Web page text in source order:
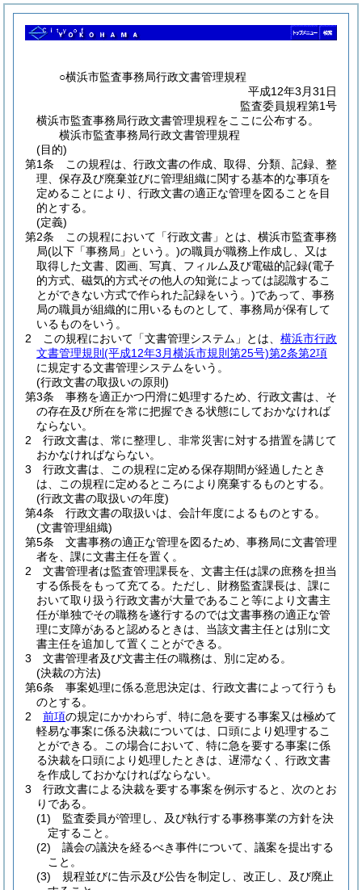
○横浜市監査事務局行政文書管理規程
平成12年3月31日
監査委員規程第1号
横浜市監査事務局行政文書管理規程をここに公布する。
横浜市監査事務局行政文書管理規程
(目的)
第1条
この規程は、行政文書の作成、取得、分類、記録、整
理、保存及び廃棄並びに管理組織に関する基本的な事項を
定めることにより、行政文書の適正な管理を図ることを目
的とする。
(定義)
第2条
この規程において「行政文書」とは、横浜市監査事務
局(以下「事務局」という。)の職員が職務上作成し、又は
取得した文書、図画、写真、フィルム及び電磁的記録(電子
的方式、磁気的方式その他人の知覚によっては認識するこ
とができない方式で作られた記録をいう。)であって、事務
局の職員が組織的に用いるものとして、事務局が保有して
いるものをいう。
2
この規程において「文書管理システム」とは、 横浜市行政
文書管理規則 (平成12年3月横浜市規則第25号)第2条第2項
に規定する文書管理システムをいう。
(行政文書の取扱いの原則)
第3条
事務を適正かつ円滑に処理するため、行政文書は、そ
の存在及び所在を常に把握できる状態にしておかなければ
ならない。
2
行政文書は、常に整理し、非常災害に対する措置を講じて
おかなければならない。
3
行政文書は、この規程に定める保存期間が経過したとき
は、この規程に定めるところにより廃棄するものとする。
(行政文書の取扱いの年度)
第4条
行政文書の取扱いは、会計年度によるものとする。
(文書管理組織)
第5条
文書事務の適正な管理を図るため、事務局に文書管理
者を、課に文書主任を置く。
2
文書管理者は監査管理課長を、文書主任は課の庶務を担当
する係長をもって充てる。 ただし、財務監査課長は、課に
おいて取り扱う行政文書が大量であること等により文書主
任が単独でその職務を遂行するのでは文書事務の適正な管
理に支障があると認めるときは、当該文書主任とは別に文
書主任を追加して置くことができる。
3
文書管理者及び文書主任の職務は、別に定める。
(決裁の方法)
第6条
事案処理に係る意思決定は、行政文書によって行うも
のとする。
2
前項の規定にかかわらず、特に急を要する事案又は極めて
軽易な事案に係る決裁については、口頭により処理するこ
とができる。
この場合において、特に急を要する事案に係
る決裁を口頭により処理したときは、遅滞なく、行政文書
を作成しておかなければならない。
3
行政文書による決裁を要する事案を例示すると、次のとお
りである。
(1)
監査委員が管理し、及び執行する事務事業の方針を決
定すること。
(2)
議会の議決を経るべき事件について、議案を提出する
こと。
(3)
規程並びに告示及び公告を制定し、改正し、及び廃止